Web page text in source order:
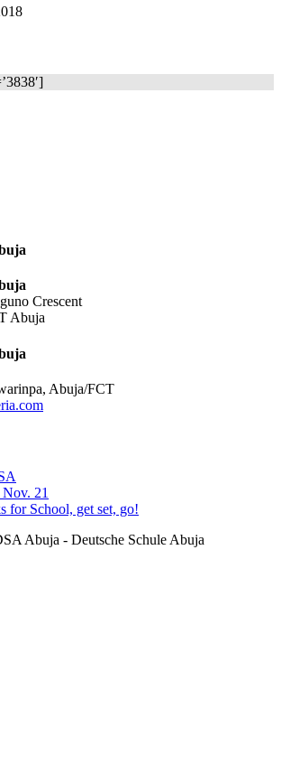
Crescent
Abuja
Abuja/FCT
21
for School, get set, go!
Abuja - Deutsche Schule Abuja